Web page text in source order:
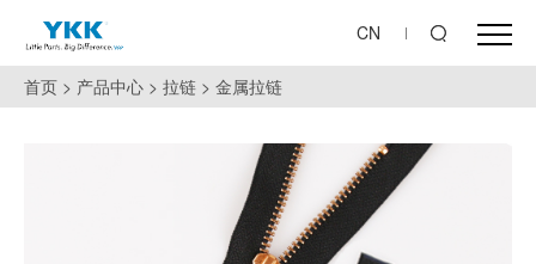
CN
首页 > 产品中心 > 拉链 > 金属拉链